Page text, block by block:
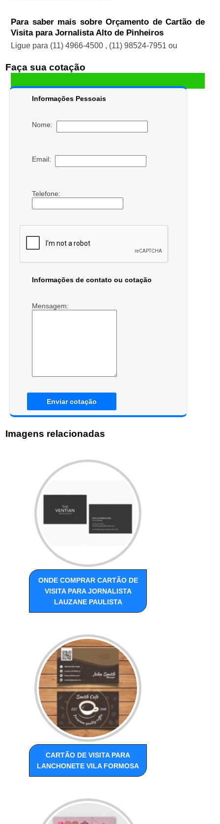
Para saber mais sobre Orçamento de Cartão de
Visita para Jornalista Alto de Pinheiros
Ligue para (11) 4966-4500 , (11) 98524-7951 ou
Faça sua cotação
Informações Pessoais
Nome:
Email:
Telefone:
Informações de contato ou cotação
Mensagem:
Enviar cotação
Imagens relacionadas
ONDE COMPRAR CARTÃO DE
VISITA PARA JORNALISTA
LAUZANE PAULISTA
CARTÃO DE VISITA PARA
LANCHONETE VILA FORMOSA